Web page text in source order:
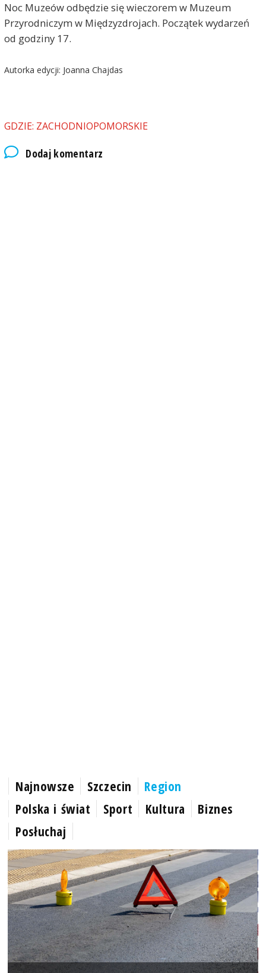
Noc Muzeów odbędzie się wieczorem w Muzeum
Przyrodniczym w Międzyzdrojach. Początek wydarzeń
od godziny 17.
Autorka edycji: Joanna Chajdas
GDZIE: ZACHODNIOPOMORSKIE
Dodaj komentarz
Najnowsze Szczecin
Region
Polska i świat
Sport Kultura
Biznes
Posłuchaj